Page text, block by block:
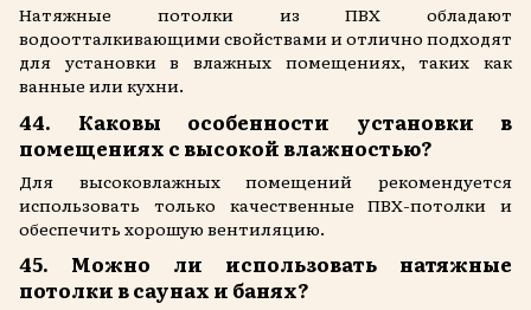
Натяжные потолки из ПВХ обладают
водоотталкивающими свойствами и отлично подходят
для установки в влажных помещениях, таких как
ванные или кухни.
44. Каковы особенности установки в
помещениях с высокой влажностью?
Для высоковлажных помещений рекомендуется
использовать только качественные ПВХ-потолки и
обеспечить хорошую вентиляцию.
45. Можно ли использовать натяжные
потолки в саунах и банях?